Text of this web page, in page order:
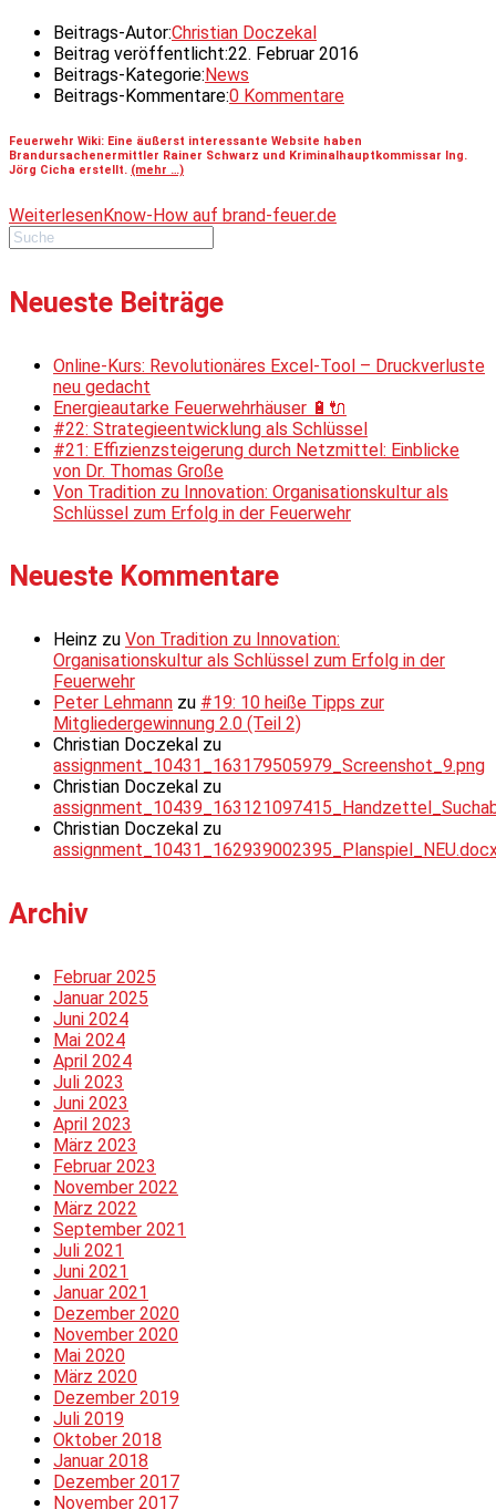
Beitrags-Autor:Christian Doczekal
Beitrag veröffentlicht:22. Februar 2016
Beitrags-Kategorie: News
Beitrags-Kommentare:0 Kommentare
Feuerwehr Wiki: Eine äußerst interessante Website haben
Brandursachenermittler Rainer Schwarz und Kriminalhauptkommissar Ing.
Jörg Cicha erstellt. (mehr …)
WeiterlesenKnow-How auf brand-feuer.de
Neueste Beiträge
Online-Kurs: Revolutionäres Excel-Tool – Druckverluste
neu gedacht
Energieautarke Feuerwehrhäuser 🔋🔌
#22: Strategieentwicklung als Schlüssel
#21: Effizienzsteigerung durch Netzmittel: Einblicke
von Dr. Thomas Große
Von Tradition zu Innovation: Organisationskultur als
Schlüssel zum Erfolg in der Feuerwehr
Neueste Kommentare
Heinz zu Von Tradition zu Innovation:
Organisationskultur als Schlüssel zum Erfolg in der
Feuerwehr
Peter Lehmann zu #19: 10 heiße Tipps zur
Mitgliedergewinnung 2.0 (Teil 2)
Christian Doczekal zu
assignment_10431_163179505979_Screenshot_9.png
Christian Doczekal zu
Christian Doczekal zu
Archiv
Februar 2025
Januar 2025
Juni 2024
Mai 2024
April 2024
Juli 2023
Juni 2023
April 2023
März 2023
Februar 2023
November 2022
März 2022
September 2021
Juli 2021
Juni 2021
Januar 2021
Dezember 2020
November 2020
Mai 2020
März 2020
Dezember 2019
Juli 2019
Oktober 2018
Januar 2018
Dezember 2017
November 2017